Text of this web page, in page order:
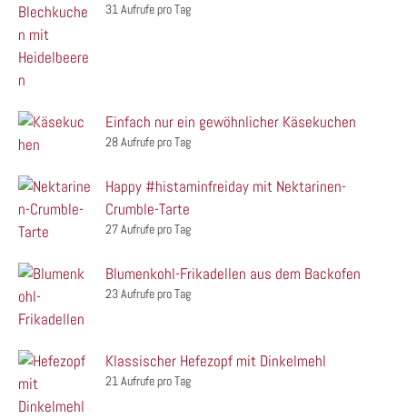
31 Aufrufe pro Tag
Einfach nur ein gewöhnlicher Käsekuchen
28 Aufrufe pro Tag
Happy #histaminfreiday mit Nektarinen-
Crumble-Tarte
27 Aufrufe pro Tag
Blumenkohl-Frikadellen aus dem Backofen
23 Aufrufe pro Tag
Klassischer Hefezopf mit Dinkelmehl
21 Aufrufe pro Tag